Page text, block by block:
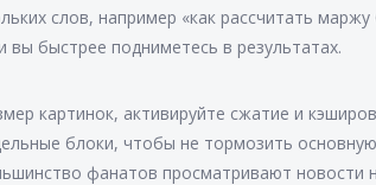
слов, например «как рассчитать маржу
быстрее подниметесь в результатах.
картинок, активируйте сжатие и
блоки, чтобы не тормозить
фанатов просматривают новости